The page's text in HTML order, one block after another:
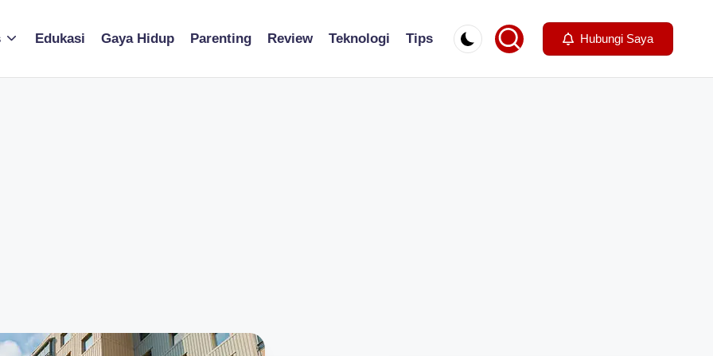
Edukasi Gaya Hidup Parenting Review Teknologi Tips Hubungi Saya